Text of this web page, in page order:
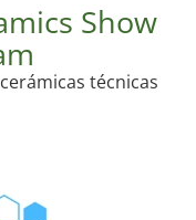
Show
técnicas